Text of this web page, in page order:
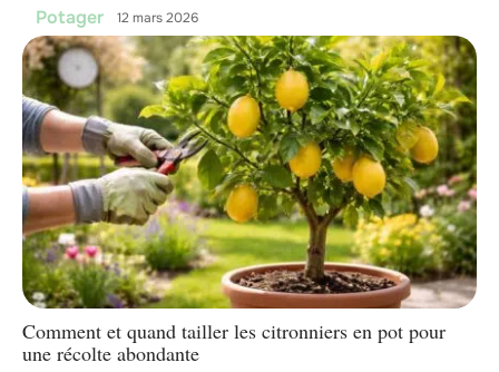
Potager 12 mars 2026
Comment et quand tailler les citronniers en pot pour
une récolte abondante